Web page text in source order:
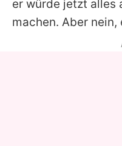
er würde jetzt alles
machen. Aber